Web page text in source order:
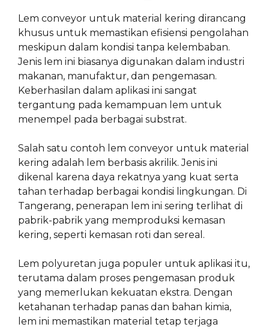
Lem conveyor untuk material kering dirancang
khusus untuk memastikan efisiensi pengolahan
meskipun dalam kondisi tanpa kelembaban.
Jenis lem ini biasanya digunakan dalam industri
makanan, manufaktur, dan pengemasan.
Keberhasilan dalam aplikasi ini sangat
tergantung pada kemampuan lem untuk
menempel pada berbagai substrat.
Salah satu contoh lem conveyor untuk material
kering adalah lem berbasis akrilik. Jenis ini
dikenal karena daya rekatnya yang kuat serta
tahan terhadap berbagai kondisi lingkungan. Di
Tangerang, penerapan lem ini sering terlihat di
pabrik-pabrik yang memproduksi kemasan
kering, seperti kemasan roti dan sereal.
Lem polyuretan juga populer untuk aplikasi itu,
terutama dalam proses pengemasan produk
yang memerlukan kekuatan ekstra. Dengan
ketahanan terhadap panas dan bahan kimia,
lem ini memastikan material tetap terjaga